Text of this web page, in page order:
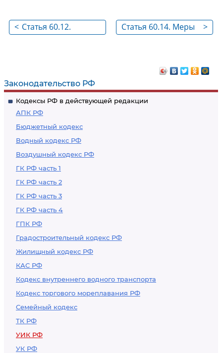
Законодательство РФ
Кодексы РФ в действующей редакции
АПК РФ
Бюджетный кодекс
Водный кодекс РФ
Воздушный кодекс РФ
ГК РФ часть 1
ГК РФ часть 2
ГК РФ часть 3
ГК РФ часть 4
ГПК РФ
Градостроительный кодекс РФ
Жилищный кодекс РФ
КАС РФ
Кодекс внутреннего водного транспорта
Кодекс торгового мореплавания РФ
Семейный кодекс
ТК РФ
УИК РФ
УК РФ
< Статья 60.12.
принудительным
работам
>
Статья 60.14. Меры
осужденным к
принудительным
работам